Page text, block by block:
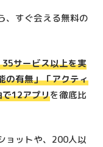
私はこれまで複数
にデート・交際・
リ・課金して後悔
広告目的ではな
こと」を最優先に
、すぐ会える無料の
サービス以上を実
の有無」「アクティ
12アプリを徹底比
ョットや、200人以